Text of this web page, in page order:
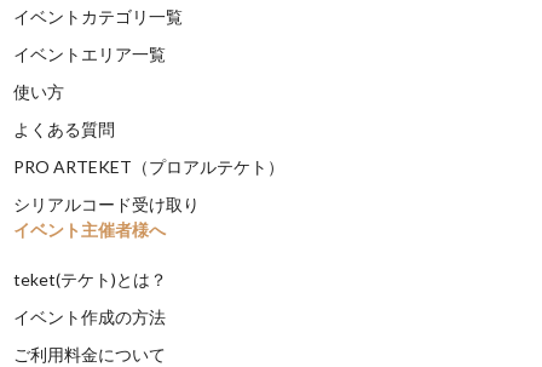
イベントカテゴリ一覧
イベントエリア一覧
使い方
よくある質問
PRO ARTEKET（プロアルテケト）
シリアルコード受け取り
イベント主催者様へ
teket(テケト)とは？
イベント作成の方法
ご利用料金について